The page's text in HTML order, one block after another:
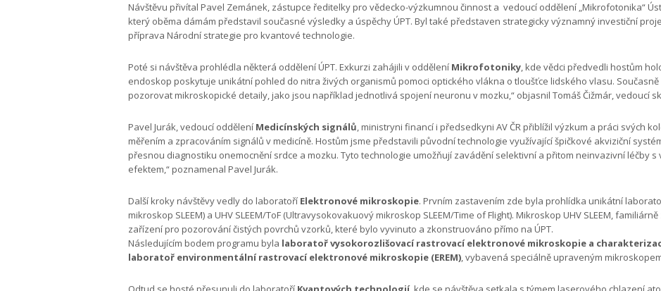
Návštěvu přivítal Pavel Zemánek, zástupce ředitelky pro vědecko-výzkumnou činnost a vedoucí oddělení „Mikrofotonika“
který oběma dámám představil současné výsledky a úspěchy ÚPT. Byl také představen strategicky významný investiční
příprava Národní strategie pro kvantové technologie.
Poté si návštěva prohlédla některá oddělení ÚPT. Exkurzi zahájili v oddělení Mikrofotoniky, kde vědci předvedli hostům
endoskop poskytuje unikátní pohled do nitra živých organismů pomoci optického vlákna o tloušťce lidského vlasu.
pozorovat mikroskopické detaily, jako jsou například jednotlivá spojení neuronu v mozku,“ objasnil Tomáš Čižmár, vedoucí
Pavel Jurák, vedoucí oddělení Medicínských signálů, ministryni financí i předsedkyni AV ČR přiblížil výzkum a práci svých
měřením a zpracováním signálů v medicíně. Hostům jsme představili původní technologie využívající špičkové akviziční
přesnou diagnostiku onemocnění srdce a mozku. Tyto technologie umožňují zavádění selektivní a přitom neinvazivní léčby s
efektem,“ poznamenal Pavel Jurák.
Další kroky návštěvy vedly do laboratoří Elektronové mikroskopie. Prvním zastavením zde byla prohlídka unikátní
mikroskop SLEEM) a UHV SLEEM/ToF (Ultravysokovakuový mikroskop SLEEM/Time of Flight). Mikroskop UHV SLEEM,
zařízení pro pozorování čistých povrchů vzorků, které bylo vyvinuto a zkonstruováno přímo na ÚPT.
Následujícím bodem programu byla laboratoř vysokorozlišovací rastrovací elektronové mikroskopie a
laboratoř environmentální rastrovací elektronové mikroskopie (EREM), vybavená speciálně upraveným